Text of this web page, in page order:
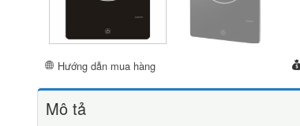
Hướng dẫn mua hàng
Mô tả